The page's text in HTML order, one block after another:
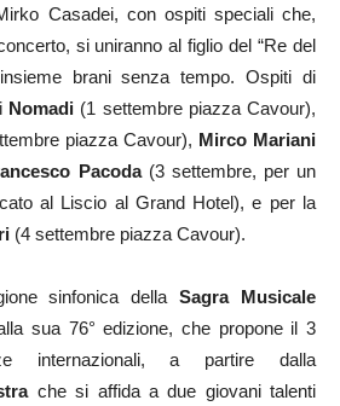
Casadei, con ospiti speciali che,
si uniranno al figlio del “Re del
brani senza tempo. Ospiti di
Nomadi (1 settembre piazza Cavour),
piazza Cavour), Mirco Mariani
Pacoda (3 settembre, per un
al Liscio al Grand Hotel), e per la
(4 settembre piazza Cavour).
sinfonica dellaSagra Musicale
sua 76° edizione, che propone il 3
internazionali, a partire dalla
che si affida a due giovani talenti